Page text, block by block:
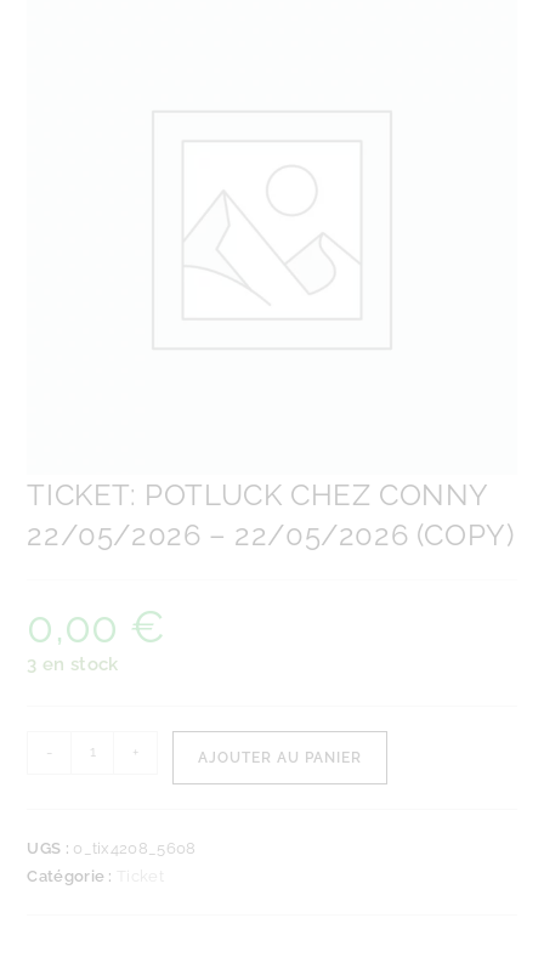
TICKET: POTLUCK CHEZ CONNY
22/05/2026 – 22/05/2026 (COPY)
0,00 €
3 en stock
- + AJOUTER AU PANIER
UGS : 0_tix4208_5608
Catégorie :